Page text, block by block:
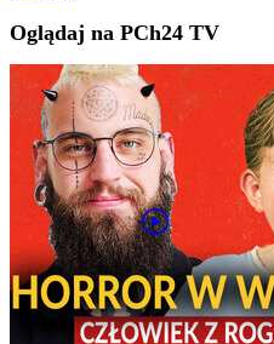
Oglądaj na PCh24 TV